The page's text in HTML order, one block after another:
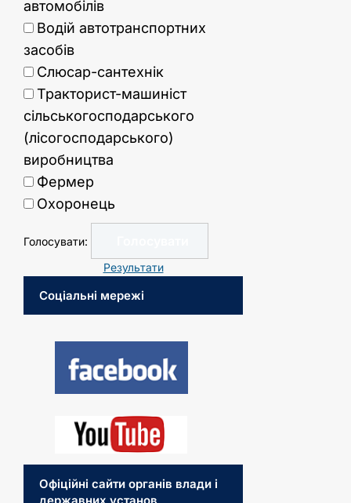
автомобілів
Водій автотранспортних
засобів
Слюсар-сантехнік
Тракторист-машиніст
сільськогосподарського
(лісогосподарського)
виробництва
Фермер
Охоронець
Голосувати:
Результати
Соціальні мережі
Офіційні сайти органів влади і